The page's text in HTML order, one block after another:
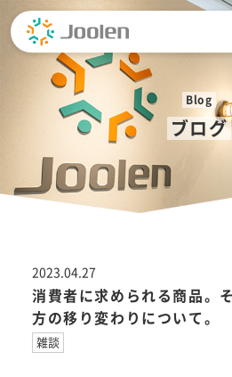
content
Blog
ブログ
2023.04.27
消費者に求められる商品。
方の移り変わりについて。
雑談